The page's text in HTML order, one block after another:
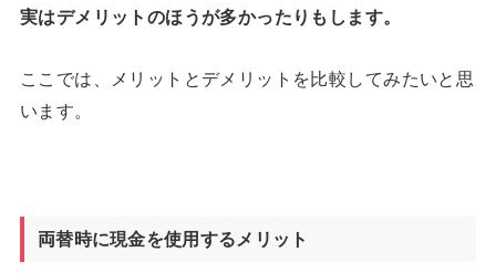
実はデメリットのほうが多かったりもします。
ここでは、メリットとデメリットを比較してみたいと思
います。
両替時に現金を使用するメリット